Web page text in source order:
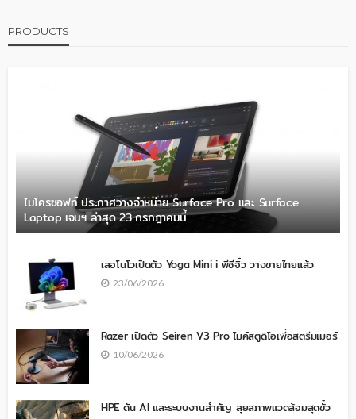
PRODUCTS
ไมโครซอฟท์ ประกาศวางจำหน่าย Surface Pro และ Surface
Laptop เจนฯ ล่าสุด 23 กรกฎาคมนี้
เลอโนโวเปิดตัว Yoga Mini i พีซีจิ๋ว วางขายไทยแล้ว
23/06/2026
Razer เปิดตัว Seiren V3 Pro ไมค์สตูดิโอเพื่อสตรีมเมอร์
10/06/2026
HPE ดัน AI และระบบงานสำคัญ ลุยสภาพแวดล้อมสุดขั้ว